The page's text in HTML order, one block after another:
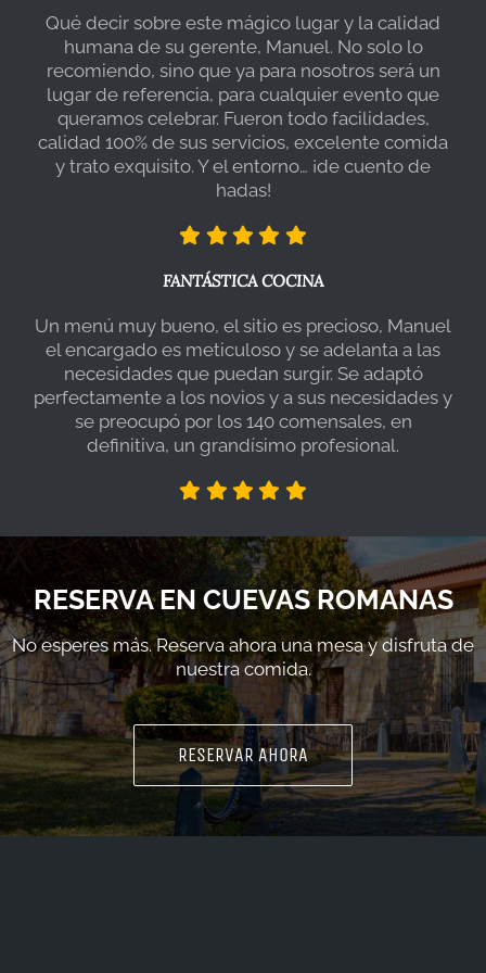
Qué decir sobre este mágico lugar y la calidad
humana de su gerente, Manuel. No solo lo
recomiendo, sino que ya para nosotros será un
lugar de referencia, para cualquier evento que
queramos celebrar. Fueron todo facilidades,
calidad 100% de sus servicios, excelente comida
y trato exquisito. Y el entorno… ¡de cuento de
hadas!
FANTÁSTICA COCINA
Un menú muy bueno, el sitio es precioso, Manuel
el encargado es meticuloso y se adelanta a las
necesidades que puedan surgir. Se adaptó
perfectamente a los novios y a sus necesidades y
se preocupó por los 140 comensales, en
definitiva, un grandísimo profesional.
RESERVA EN CUEVAS ROMANAS
No esperes más. Reserva ahora una mesa y disfruta de
nuestra comida.
RESERVAR AHORA